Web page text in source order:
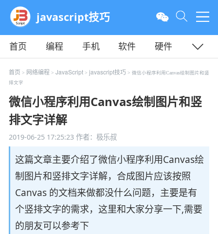
javascript技巧
首页 编程 手机 软件
硬件
教程
平面 服务器
首页 > 网络编程 > JavaScript> javascript技巧 > 微信小程序利用Canvas绘制图片和竖
排文字
微信小程序利用Canvas绘制图片和竖
排文字详解
2019-06-25 17:25:23作者：极乐叔
这篇文章主要介绍了微信小程序利用Canvas绘
制图片和竖排文字详解，合成图片应该按照
Canvas 的文档来做都没什么问题，主要是有
个竖排文字的需求，这里和大家分享一下,需要
的朋友可以参考下